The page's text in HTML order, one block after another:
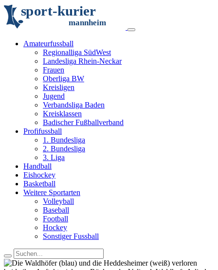
sport-kurier
mannheim
Amateurfussball
Regionalliga SüdWest
Landesliga Rhein-Neckar
Frauen
Oberliga BW
Kreisligen
Jugend
Verbandsliga Baden
Kreisklassen
Badischer Fußballverband
Profifussball
1. Bundesliga
2. Bundesliga
3. Liga
Handball
Eishockey
Basketball
Weitere Sportarten
Volleyball
Baseball
Football
Hockey
Sonstiger Fussball